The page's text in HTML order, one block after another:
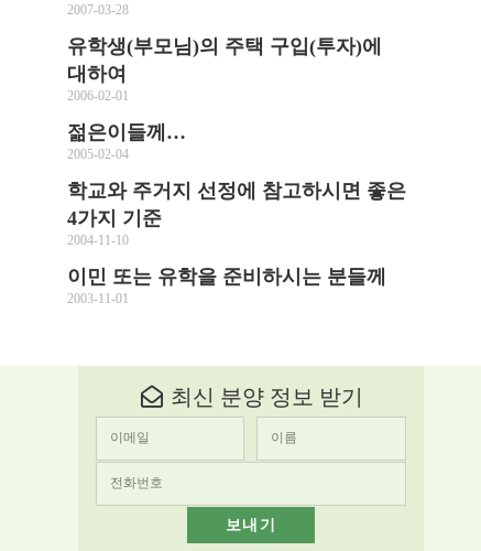
2007-03-28
유학생(부모님)의 주택 구입(투자)에
대하여
2006-02-01
젊은이들께…
2005-02-04
학교와 주거지 선정에 참고하시면 좋은
4가지 기준
2004-11-10
이민 또는 유학을 준비하시는 분들께
2003-11-01
최신 분양 정보 받기
보내기